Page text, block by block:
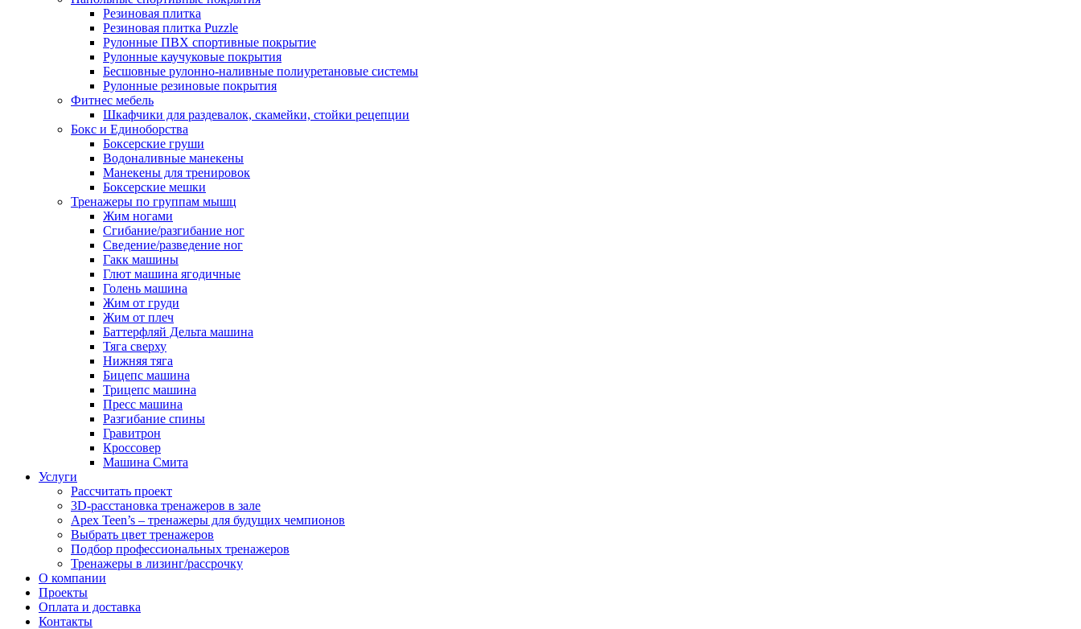
Резиновая плитка
Резиновая плитка Puzzle
Рулонные ПВХ спортивные покрытие
Рулонные каучуковые покрытия
Бесшовные рулонно-наливные полиуретановые системы
Рулонные резиновые покрытия
Фитнес мебель
Шкафчики для раздевалок, скамейки, стойки рецепции
Бокс и Единоборства
Боксерские груши
Водоналивные манекены
Манекены для тренировок
Боксерские мешки
Тренажеры по группам мышц
Жим ногами
Сгибание/разгибание ног
Сведение/разведение ног
Гакк машины
Глют машина ягодичные
Голень машина
Жим от груди
Жим от плеч
Баттерфляй Дельта машина
Тяга сверху
Нижняя тяга
Бицепс машина
Трицепс машина
Пресс машина
Разгибание спины
Гравитрон
Кроссовер
Машина Смита
Услуги
Рассчитать проект
3D-расстановка тренажеров в зале
Apex Teen’s – тренажеры для будущих чемпионов
Выбрать цвет тренажеров
Подбор профессиональных тренажеров
Тренажеры в лизинг/рассрочку
О компании
Проекты
Оплата и доставка
Контакты